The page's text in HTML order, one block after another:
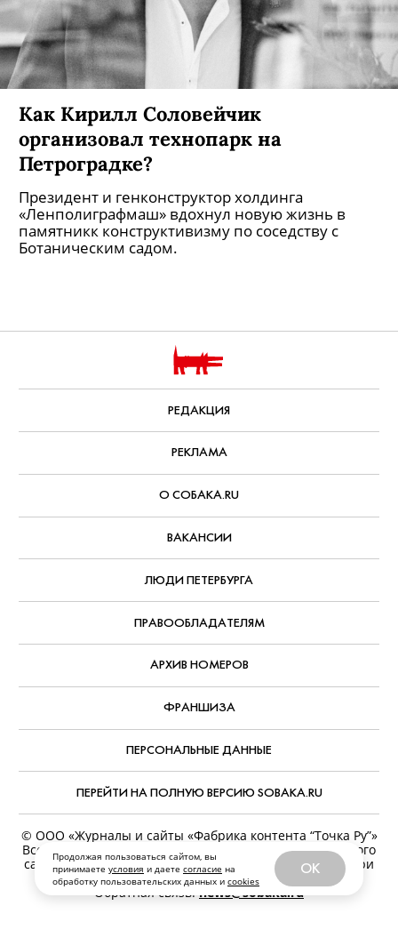
Продолжая пользоваться сайтом, вы
принимаете условия и даете согласие на
обработку пользовательских данных и cookies
OK
Как Кирилл Соловейчик
организовал технопарк на
Петроградке?
Президент и генконструктор холдинга
«Ленполиграфмаш» вдохнул новую жизнь в
памятникк конструктивизму по соседству с
Ботаническим садом.
РЕДАКЦИЯ
РЕКЛАМА
О СОБАКА.RU
ВАКАНСИИ
ЛЮДИ ПЕТЕРБУРГА
ПРАВООБЛАДАТЕЛЯМ
АРХИВ НОМЕРОВ
ФРАНШИЗА
ПЕРСОНАЛЬНЫЕ ДАННЫЕ
ПЕРЕЙТИ НА ПОЛНУЮ ВЕРСИЮ SOBAKA.RU
© ООО «Журналы и сайты «Фабрика контента “Точка Ру”»
Все права защищены. Перепечатка материалов данного
сайта возможна только с письменного разрешения. При
цитировании ссылка на www.sobaka.ru обязательна.
Обратная связь:news@sobaka.ru